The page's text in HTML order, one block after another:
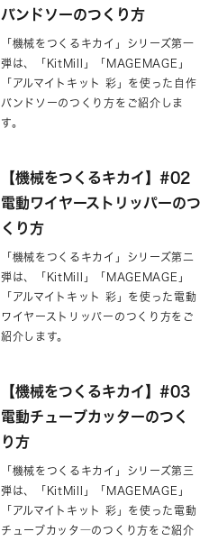
バンドソーのつくり方
「機械をつくるキカイ」シリーズ第一
弾は、「KitMill」「MAGEMAGE」
「アルマイトキット 彩」を使った自作
バンドソーのつくり方をご紹介しま
す。
【機械をつくるキカイ】#02
電動ワイヤーストリッパーのつ
くり方
「機械をつくるキカイ」シリーズ第二
弾は、「KitMill」「MAGEMAGE」
「アルマイトキット 彩」を使った電動
ワイヤーストリッパーのつくり方をご
紹介します。
【機械をつくるキカイ】#03
電動チューブカッターのつく
り方
「機械をつくるキカイ」シリーズ第三
弾は、「KitMill」「MAGEMAGE」
「アルマイトキット 彩」を使った電動
チューブカッタ―のつくり方をご紹介